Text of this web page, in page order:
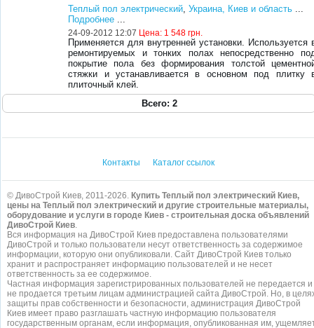
Теплый пол электрический,Украина, Киев и область ...
Подробнее ...
24-09-2012 12:07 Цена: 1 548 грн.
Применяется для внутренней установки. Используется
ремонтируемых и тонких полах непосредственно
покрытие пола без формирования толстой
стяжки и устанавливается в основном под плитку
плиточный клей.
Всего: 2
Контакты Каталог ссылок
© ДивоСтрой Киев, 2011-2026. Купить Теплый пол электрический Киев,
цены на Теплый пол электрический и другие строительные материалы,
оборудование и услуги в городе Киев - строительная доска объявлений
ДивоСтрой Киев.
Вся информация на ДивоСтрой Киев предоставлена пользователями
ДивоСтрой и только пользователи несут ответственность за содержимое
информации, которую они опубликовали. Сайт ДивоСтрой Киев только
хранит и распространяет информацию пользователей и не несет
ответственность за ее содержимое.
Частная информация зарегистрированных пользователей не передается и
не продается третьим лицам администрацией сайта ДивоСтрой. Но, в
защиты прав собственности и безопасности, администрация ДивоСтрой
Киев имеет право разглашать частную информацию пользователя
государственным органам, если информация, опубликованная им,